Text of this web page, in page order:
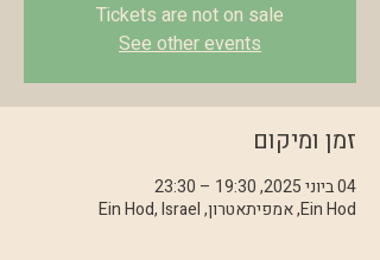
Tickets are not on sale
See other events
זמן ומיקום
04 ביוני 2025, 19:30 – 23:30
Ein Hod, אמפיתאטרון, Ein Hod, Israel